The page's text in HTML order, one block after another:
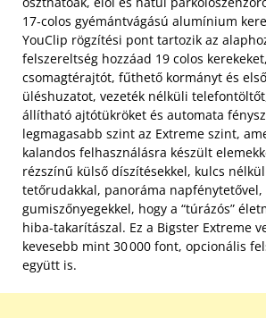
17‑colos gyémántvágású alumínium
YouClip rögzítési pont tartozik az
felszereltség hozzáad 19 colos
csomagtérajtót, fűthető kormányt és
üléshuzatot, vezeték nélküli
állítható ajtótükröket és automata
legmagasabb szint az Extreme szint,
kalandos felhasználásra készült
rézszínű külső díszítésekkel, kulcs
tetőrudakkal, panoráma
gumiszőnyegekkel, hogy a “túrázós”
hiba‑takarítászal. Ez a Bigster Extreme
kevesebb mint 30 000 font, opcionális
együtt is.